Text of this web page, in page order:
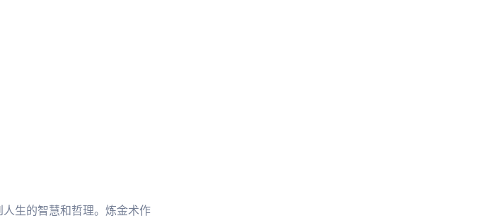
生的智慧和哲理。炼金术作